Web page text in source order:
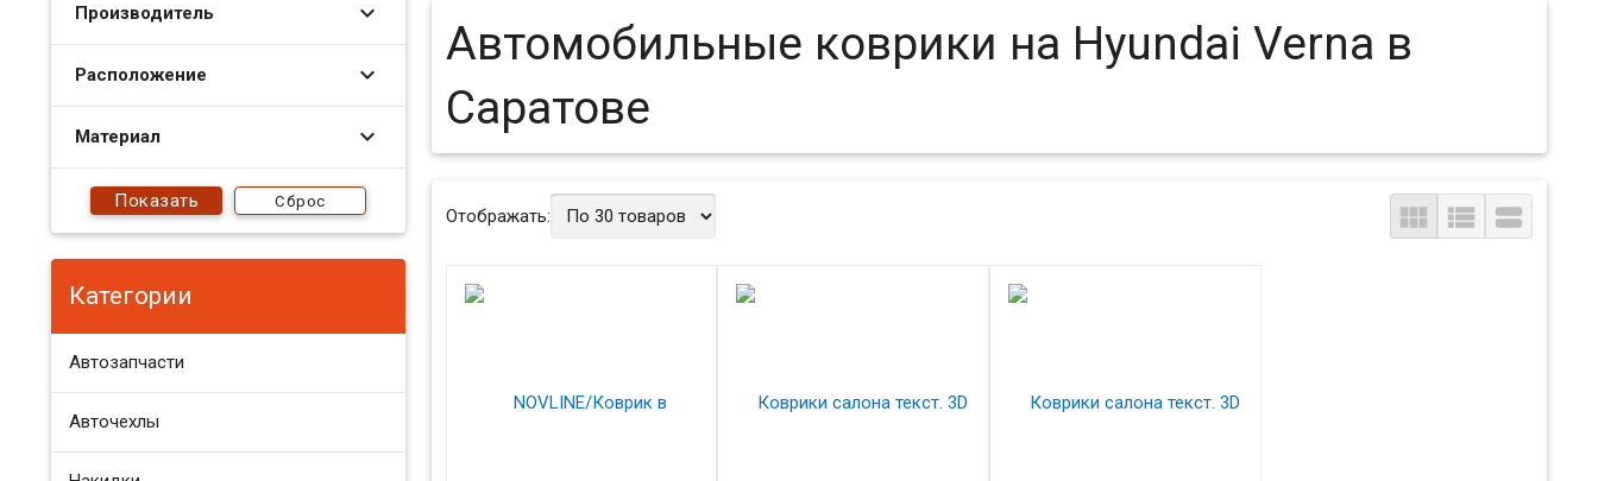
Производитель
Расположение
Материал
Сброс
Категории
Автозапчасти
Авточехлы
Автомобильные коврики на Hyundai Verna в
Саратове
Отображать:   